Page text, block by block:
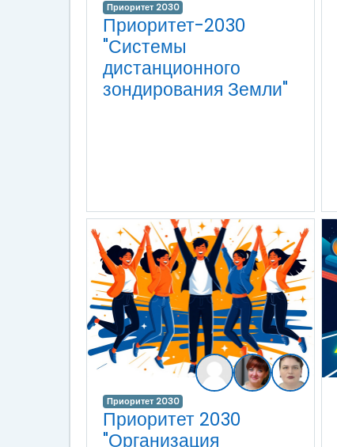
Приоритет 2030
Приоритет-2030
"Системы
дистанционного
зондирования Земли"
Приоритет 2030
Приоритет 2030
"Организация